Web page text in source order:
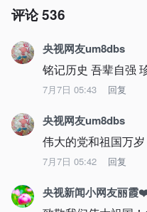
评论536
央视网友um8dbs
铭记历史 吾辈自强
7月7日 05:43 回复
央视网友um8dbs
伟大的党和祖国万
7月7日 05:42 回复
央视新闻小网友丽霞